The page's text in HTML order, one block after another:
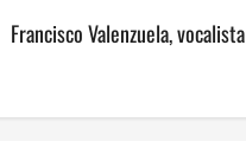
Francisco Valenzuela,